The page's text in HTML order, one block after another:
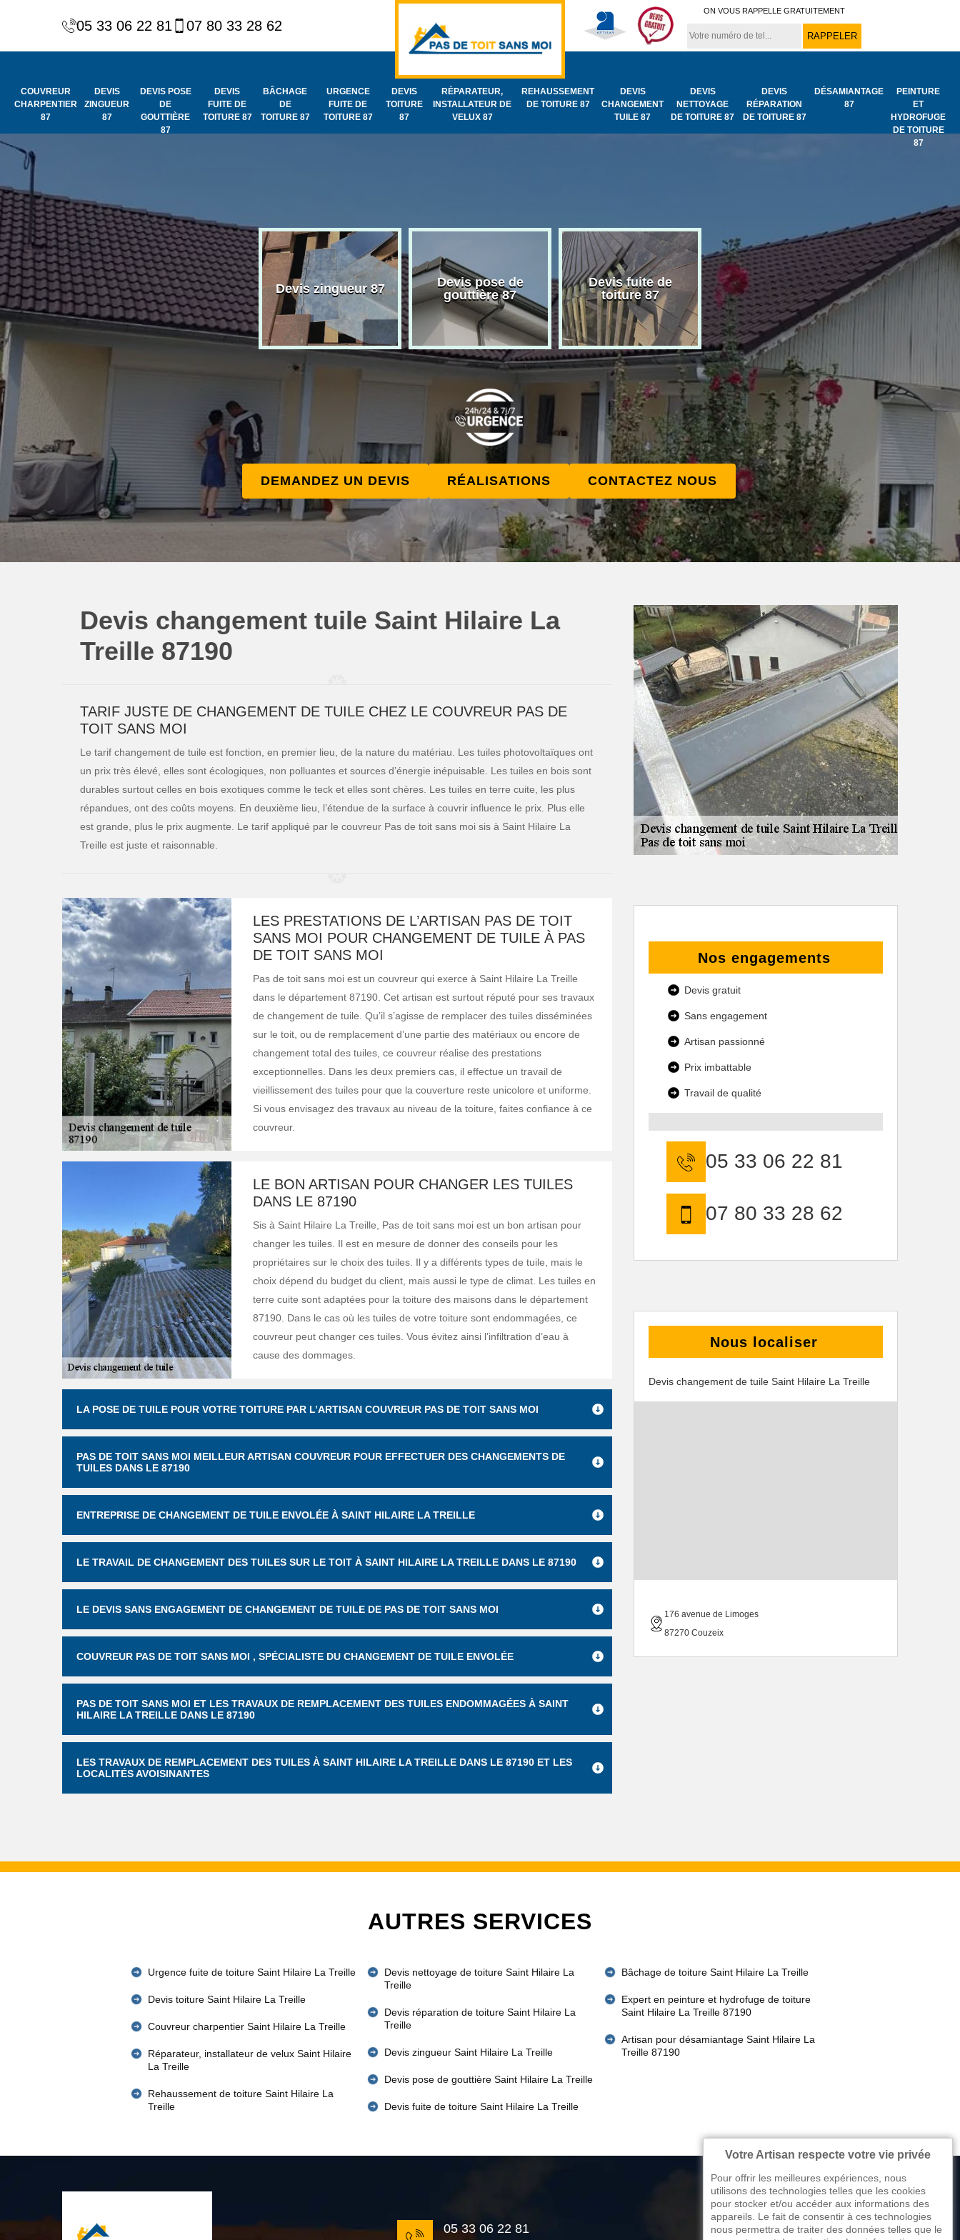
05 33 06 22 81 07 80 33 28 62
ON VOUS RAPPELLE GRATUITEMENT
COUVREUR
CHARPENTIER
87
DEVIS
ZINGUEUR
87
DEVIS POSE
DE
GOUTTIÈRE
87
DEVIS
FUITE DE
TOITURE 87
BÂCHAGE
DE
TOITURE 87
URGENCE
FUITE DE
TOITURE 87
DEVIS
TOITURE
87
RÉPARATEUR,
INSTALLATEUR DE
VELUX 87
REHAUSSEMENT
DE TOITURE 87
DEVIS
CHANGEMENT
TUILE 87
DEVIS
NETTOYAGE
DE TOITURE 87
DEVIS
RÉPARATION
DE TOITURE 87
DÉSAMIANTAGE
87
PEINTURE
ET
HYDROFUGE
DE TOITURE
87
et
de
toiture 87
Couvreur
charpentier 87
Devis zingueur 87
Devis pose de
gouttière 87
Devis fuite de
toiture 87
Bâchage de toiture
87
Urgence
DEMANDEZ UN DEVIS RÉALISATIONS CONTACTEZ NOUS
Devis changement tuile Saint Hilaire La
Treille 87190
TARIF JUSTE DE CHANGEMENT DE TUILE CHEZ LE COUVREUR PAS DE
TOIT SANS MOI
Le tarif changement de tuile est fonction, en premier lieu, de la nature du matériau. Les tuiles photovoltaïques ont
un prix très élevé, elles sont écologiques, non polluantes et sources d’énergie inépuisable. Les tuiles en bois sont
durables surtout celles en bois exotiques comme le teck et elles sont chères. Les tuiles en terre cuite, les plus
répandues, ont des coûts moyens. En deuxième lieu, l’étendue de la surface à couvrir influence le prix. Plus elle
est grande, plus le prix augmente. Le tarif appliqué par le couvreur Pas de toit sans moi sis à Saint Hilaire La
Treille est juste et raisonnable.
LES PRESTATIONS DE L’ARTISAN PAS DE TOIT
SANS MOI POUR CHANGEMENT DE TUILE À PAS
DE TOIT SANS MOI
Pas de toit sans moi est un couvreur qui exerce à Saint Hilaire La Treille
dans le département 87190. Cet artisan est surtout réputé pour ses travaux
de changement de tuile. Qu’il s’agisse de remplacer des tuiles disséminées
sur le toit, ou de remplacement d’une partie des matériaux ou encore de
changement total des tuiles, ce couvreur réalise des prestations
exceptionnelles. Dans les deux premiers cas, il effectue un travail de
vieillissement des tuiles pour que la couverture reste unicolore et uniforme.
Si vous envisagez des travaux au niveau de la toiture, faites confiance à ce
couvreur.
LE BON ARTISAN POUR CHANGER LES TUILES
DANS LE 87190
Sis à Saint Hilaire La Treille, Pas de toit sans moi est un bon artisan pour
changer les tuiles. Il est en mesure de donner des conseils pour les
propriétaires sur le choix des tuiles. Il y a différents types de tuile, mais le
choix dépend du budget du client, mais aussi le type de climat. Les tuiles en
terre cuite sont adaptées pour la toiture des maisons dans le département
87190. Dans le cas où les tuiles de votre toiture sont endommagées, ce
couvreur peut changer ces tuiles. Vous évitez ainsi l’infiltration d’eau à
cause des dommages.
LA POSE DE TUILE POUR VOTRE TOITURE PAR L’ARTISAN COUVREUR PAS DE TOIT SANS MOI
PAS DE TOIT SANS MOI MEILLEUR ARTISAN COUVREUR POUR EFFECTUER DES CHANGEMENTS DE
TUILES DANS LE 87190
ENTREPRISE DE CHANGEMENT DE TUILE ENVOLÉE À SAINT HILAIRE LA TREILLE
LE TRAVAIL DE CHANGEMENT DES TUILES SUR LE TOIT À SAINT HILAIRE LA TREILLE DANS LE 87190
LE DEVIS SANS ENGAGEMENT DE CHANGEMENT DE TUILE DE PAS DE TOIT SANS MOI
COUVREUR PAS DE TOIT SANS MOI , SPÉCIALISTE DU CHANGEMENT DE TUILE ENVOLÉE
PAS DE TOIT SANS MOI ET LES TRAVAUX DE REMPLACEMENT DES TUILES ENDOMMAGÉES À SAINT
HILAIRE LA TREILLE DANS LE 87190
LES TRAVAUX DE REMPLACEMENT DES TUILES À SAINT HILAIRE LA TREILLE DANS LE 87190 ET LES
LOCALITÉS AVOISINANTES
Nos engagements
Devis gratuit
Sans engagement
Artisan passionné
Prix imbattable
Travail de qualité
05 33 06 22 81
07 80 33 28 62
Nous localiser
Devis changement de tuile Saint Hilaire La Treille
176 avenue de Limoges
87270 Couzeix
AUTRES SERVICES
Urgence fuite de toiture Saint Hilaire La Treille
Devis toiture Saint Hilaire La Treille
Couvreur charpentier Saint Hilaire La Treille
Réparateur, installateur de velux Saint Hilaire
La Treille
Rehaussement de toiture Saint Hilaire La
Treille
Devis nettoyage de toiture Saint Hilaire La
Treille
Devis réparation de toiture Saint Hilaire La
Treille
Devis zingueur Saint Hilaire La Treille
Devis pose de gouttière Saint Hilaire La Treille
Devis fuite de toiture Saint Hilaire La Treille
Bâchage de toiture Saint Hilaire La Treille
Expert en peinture et hydrofuge de toiture
Saint Hilaire La Treille 87190
Artisan pour désamiantage Saint Hilaire La
Treille 87190
05 33 06 22 81 176 avenue de Limoges
Votre Artisan respecte votre vie privée
Pour offrir les meilleures expériences, nous
utilisons des technologies telles que les cookies
pour stocker et/ou accéder aux informations des
appareils. Le fait de consentir à ces technologies
nous permettra de traiter des données telles que le